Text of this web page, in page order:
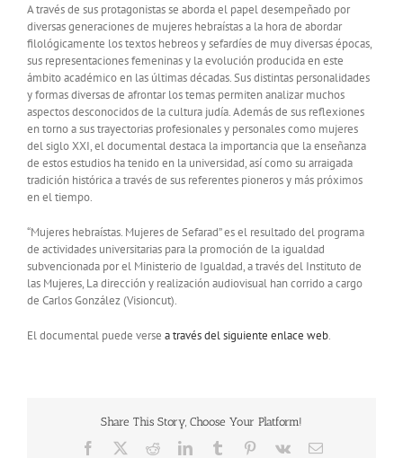
A través de sus protagonistas se aborda el papel desempeñado por
diversas generaciones de mujeres hebraístas a la hora de abordar
filológicamente los textos hebreos y sefardíes de muy diversas épocas,
sus representaciones femeninas y la evolución producida en este
ámbito académico en las últimas décadas. Sus distintas personalidades
y formas diversas de afrontar los temas permiten analizar muchos
aspectos desconocidos de la cultura judía. Además de sus reflexiones
en torno a sus trayectorias profesionales y personales como mujeres
del siglo XXI, el documental destaca la importancia que la enseñanza
de estos estudios ha tenido en la universidad, así como su arraigada
tradición histórica a través de sus referentes pioneros y más próximos
en el tiempo.
“Mujeres hebraístas. Mujeres de Sefarad” es el resultado del programa
de actividades universitarias para la promoción de la igualdad
subvencionada por el Ministerio de Igualdad, a través del Instituto de
las Mujeres, La dirección y realización audiovisual han corrido a cargo
de Carlos González (Visioncut).
El documental puede verse a través del siguiente enlace web.
Share This Story, Choose Your Platform!
Facebook RedditLinkedInTumblr Pinterest
Vk Email